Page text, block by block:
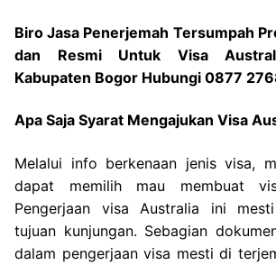
Biro Jasa Penerjemah Tersumpah
dan Resmi Untuk Visa
Kabupaten Bogor Hubungi 0877
Apa Saja Syarat Mengajukan Visa
Melalui info berkenaan jenis visa,
dapat memilih mau membuat
Pengerjaan visa Australia ini
tujuan kunjungan. Sebagian
dalam pengerjaan visa mesti di